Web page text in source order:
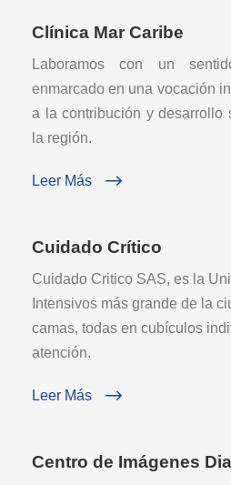
Clínica Mar Caribe
Laboramos con un
enmarcado en una vocación
a la contribución y desarrollo
la región.
Leer Más
Cuidado Crítico
Cuidado Critico SAS, es la
Intensivos más grande de la
camas, todas en cubículos
atención.
Leer Más
Centro de Imágenes